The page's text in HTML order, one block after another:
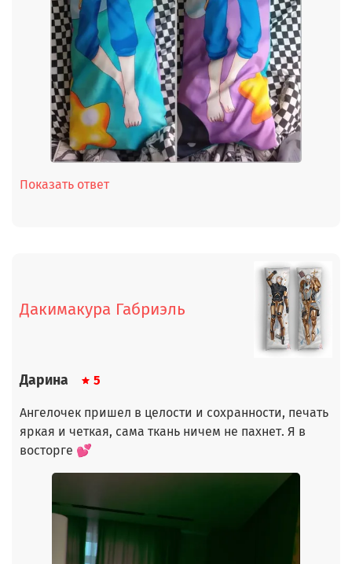
Показать ответ
Дакимакура Габриэль
Дарина 5
Ангелочек пришел в целости и сохранности, печать
яркая и четкая, сама ткань ничем не пахнет. Я в
восторге 💕